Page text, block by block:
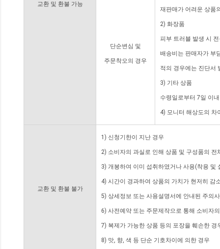
교환 및 환불 가능
단순변심 및
주문착오의 경우
재판매가 어려운 상품
2) 화장품
피부 트러블 발생 시
배송비는 판매자가 부
적의 경우에는 진단서
3) 기타 상품
수령일로부터 7일 이
4) 모니터 해상도의 차
교환 및 환불 불가
1) 신청기한이 지난 경우
2) 소비자의 과실로 인해 상품 및 구성품의
3) 개봉하여 이미 섭취하였거나 사용(착용 및
4) 시간이 경과하여 상품의 가치가 현저히 감
5) 상세정보 또는 사용설명서에 안내된 주의
6) 사전예약 또는 주문제작으로 통해 소비자
7) 복제가 가능한 상품 등의 포장을 훼손한 경
8) 맛, 향, 색 등 단순 기호차이에 의한 경우